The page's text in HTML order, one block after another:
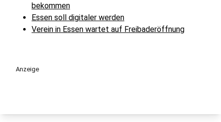
bekommen
Essen soll digitaler werden
Verein in Essen wartet auf Freibaderöffnung
Anzeige